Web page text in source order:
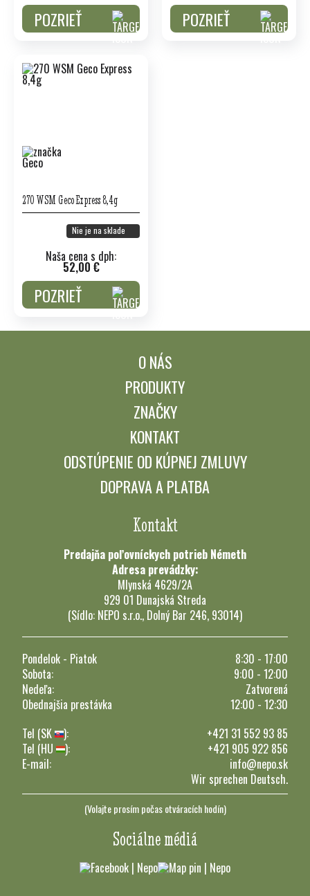
POZRIEŤ POZRIEŤ
270 WSM Geco Express 8,4g
Nie je na sklade
Naša cena s dph:
52,00 €
POZRIEŤ
O NÁS
PRODUKTY
ZNAČKY
KONTAKT
ODSTÚPENIE OD KÚPNEJ ZMLUVY
DOPRAVA A PLATBA
Kontakt
Predajňa poľovníckych potrieb Németh
Adresa prevádzky:
Mlynská 4629/2A
929 01 Dunajská Streda
(Sídlo: NEPO s.r.o., Dolný Bar 246, 93014)
Pondelok - Piatok
8:30 - 17:00
Sobota:
9:00 - 12:00
Nedeľa:
Zatvorená
Obednajšia prestávka
12:00 - 12:30
Tel (SK
):
+421 31 552 93 85
Tel (HU
):
+421 905 922 856
E-mail:
info@nepo.sk
Wir sprechen Deutsch.
(Volajte prosím počas otváracích hodín)
Sociálne médiá